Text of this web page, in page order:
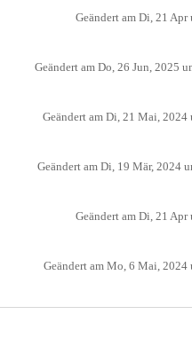
Geändert am Di, 21
Geändert am Do, 26 Jun, 2025
Geändert am Di, 21 Mai,
Geändert am Di, 19 Mär, 2024
Geändert am Di, 21
Geändert am Mo, 6 Mai,